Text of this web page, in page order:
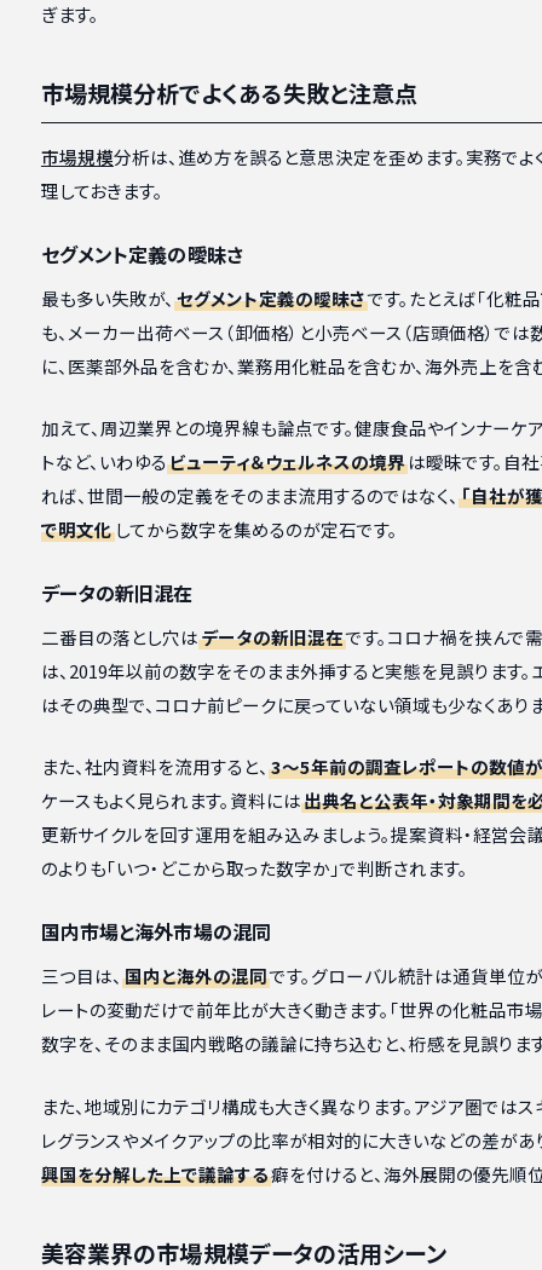
ぎます。
市場規模分析でよくある失敗と注意点
市場規模分析は、進め方を誤ると意思決定を歪めます。実務で
理しておきます。
セグメント定義の曖昧さ
最も多い失敗が、 セグメント定義の曖昧さです。たとえば「化粧
も、メーカー出荷ベース（卸価格）と小売ベース（店頭価格）では
に、医薬部外品を含むか、業務用化粧品を含むか、海外売上を含
加えて、周辺業界との境界線も論点です。健康食品やインナーケ
トなど、いわゆるビューティ＆ウェルネスの境界は曖昧です。自
れば、世間一般の定義をそのまま流用するのではなく、 「自社が
で明文化してから数字を集めるのが定石です。
データの新旧混在
二番目の落とし穴はデータの新旧混在です。コロナ禍を挟んで
は、2019年以前の数字をそのまま外挿すると実態を見誤ります
はその典型で、コロナ前ピークに戻っていない領域も少なくあり
また、社内資料を流用すると、 3〜5年前の調査レポートの数値
ケースもよく見られます。資料には出典名と公表年・対象期間を
更新サイクルを回す運用を組み込みましょう。提案資料・経営会
のよりも「いつ・どこから取った数字か」で判断されます。
国内市場と海外市場の混同
三つ目は、 国内と海外の混同です。グローバル統計は通貨単位
レートの変動だけで前年比が大きく動きます。「世界の化粧品市
数字を、そのまま国内戦略の議論に持ち込むと、桁感を見誤りま
また、地域別にカテゴリ構成も大きく異なります。アジア圏では
レグランスやメイクアップの比率が相対的に大きいなどの差があ
興国を分解した上で議論する癖を付けると、海外展開の優先順
美容業界の市場規模データの活用シーン